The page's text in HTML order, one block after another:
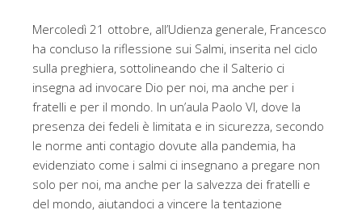
Mercoledì 21 ottobre, all’Udienza generale, Francesco
ha concluso la riflessione sui Salmi, inserita nel ciclo
sulla preghiera, sottolineando che il Salterio ci
insegna ad invocare Dio per noi, ma anche per i
fratelli e per il mondo. In un’aula Paolo VI, dove la
presenza dei fedeli è limitata e in sicurezza, secondo
le norme anti contagio dovute alla pandemia, ha
evidenziato come i salmi ci insegnano a pregare non
solo per noi, ma anche per la salvezza dei fratelli e
del mondo, aiutandoci a vincere la tentazione